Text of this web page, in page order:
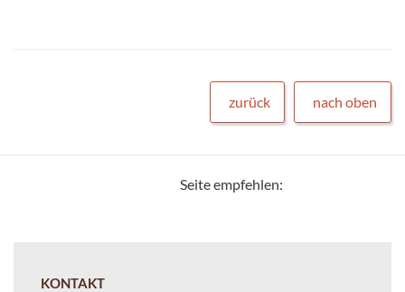
zurück nach oben
Seite empfehlen:
KONTAKT